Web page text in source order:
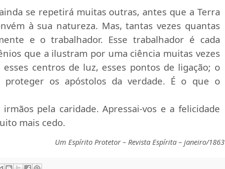
se repetirá muitas outras, antes que a Terra
à sua natureza. Mas, tantas vezes quantas
e o trabalhador. Esse trabalhador é cada
que a ilustram por uma ciência muitas vezes
centros de luz, esses pontos de ligação; o
os apóstolos da verdade. É o que o
pela caridade. Apressai-vos e a felicidade
mais cedo.
Um Espírito Protetor – Revista Espírita – janeiro/1863